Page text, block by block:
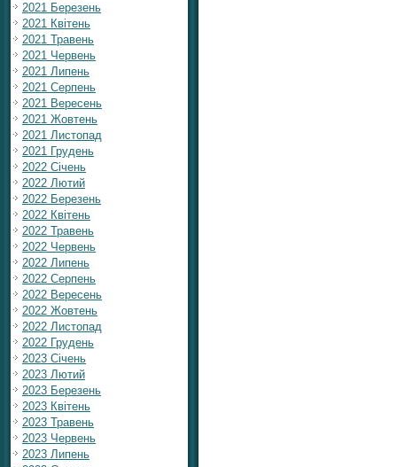
2021 Березень
2021 Квітень
2021 Травень
2021 Червень
2021 Липень
2021 Серпень
2021 Вересень
2021 Жовтень
2021 Листопад
2021 Грудень
2022 Січень
2022 Лютий
2022 Березень
2022 Квітень
2022 Травень
2022 Червень
2022 Липень
2022 Серпень
2022 Вересень
2022 Жовтень
2022 Листопад
2022 Грудень
2023 Січень
2023 Лютий
2023 Березень
2023 Квітень
2023 Травень
2023 Червень
2023 Липень